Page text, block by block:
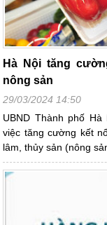
Hà Nội tăng
nông sản
29/03/2024 14:50
UBND Thành phố
việc tăng cường kết
lâm, thủy sản (nông